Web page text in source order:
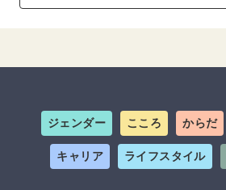
ジェンダー こころ からだ
キャリア ライフスタイル